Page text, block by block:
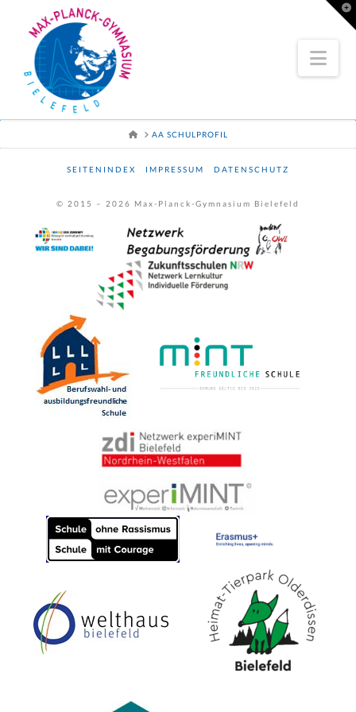
HOMEAA SCHULPROFIL
SEITENINDEX IMPRESSUM DATENSCHUTZ
© 2015 – 2026 Max-Planck-Gymnasium Bielefeld